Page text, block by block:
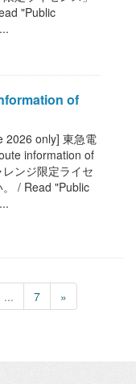
"Public
of
2026 only] 東急電
information of
ンジ限定ライセ
/ Read "Public
... 7 »